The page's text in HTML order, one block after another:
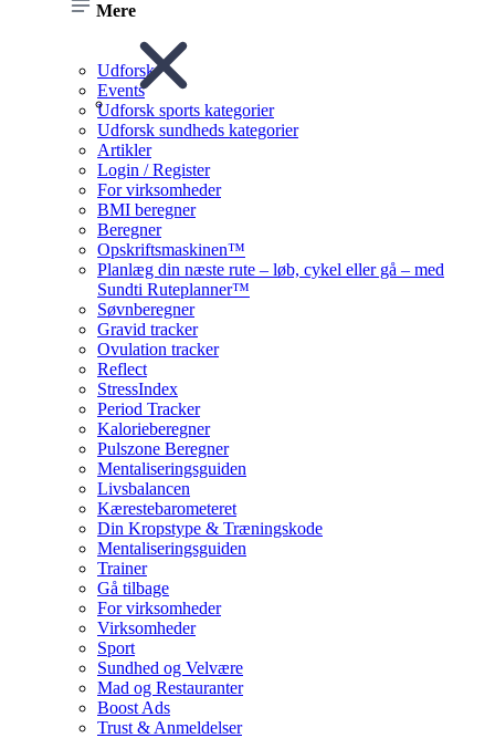
Mere
Udforsk
Events
Udforsk sports kategorier
Udforsk sundheds kategorier
Artikler
Login / Register
For virksomheder
BMI beregner
Beregner
Opskriftsmaskinen™
Planlæg din næste rute – løb, cykel eller gå – med
Sundti Ruteplanner™
Søvnberegner
Gravid tracker
Ovulation tracker
Reflect
StressIndex
Period Tracker
Kalorieberegner
Pulszone Beregner
Mentaliseringsguiden
Livsbalancen
Kærestebarometeret
Din Kropstype & Træningskode
Mentaliseringsguiden
Trainer
Gå tilbage
For virksomheder
Virksomheder
Sport
Sundhed og Velvære
Mad og Restauranter
Boost Ads
Trust & Anmeldelser